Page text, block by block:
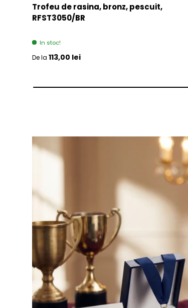
Trofeu de rasina, bronz, pescuit,
RFST3050/BR
In stoc!
Pret initial
De la 113,00 lei